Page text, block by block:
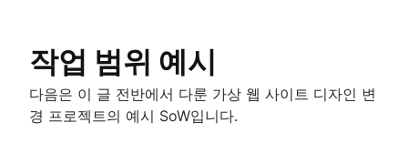
작업 범위 예시
다음은 이 글 전반에서 다룬 가상 웹 사이트 디자인 변
경 프로젝트의 예시 SoW입니다.